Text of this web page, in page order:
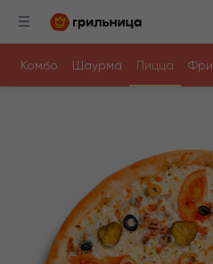
Комбо Шаурма Пицца Фри